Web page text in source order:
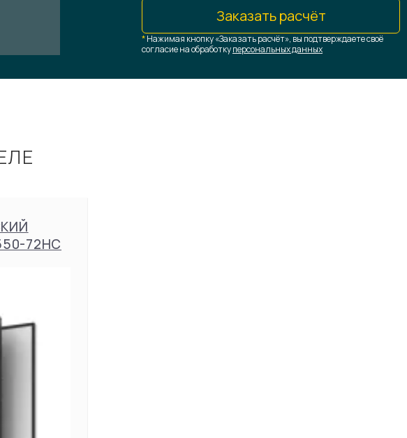
Заказать расчёт
*Нажимая кнопку «Заказать расчёт», вы подтверждаете своё
согласие на обработкуперсональных данных
72HC